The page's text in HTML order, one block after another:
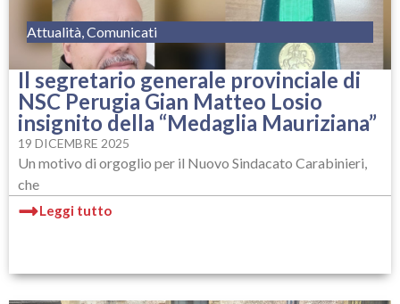
Attualità Comunicati
Il segretario generale provinciale di
NSC Perugia Gian Matteo Losio
insignito della “Medaglia Mauriziana”
19 DICEMBRE 2025
Un motivo di orgoglio per il Nuovo Sindacato Carabinieri,
che
Leggi tutto